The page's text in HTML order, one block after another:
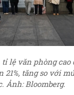
lệ văn phòng cao
21%, tăng so với
Ảnh: Bloomberg.